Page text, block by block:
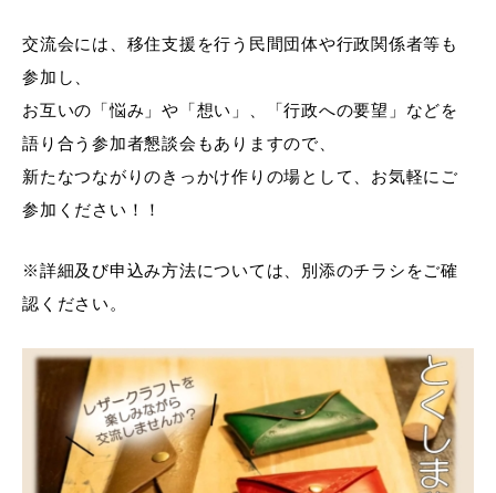
交流会には、移住支援を行う民間団体や行政関係者等も
参加し、
お互いの「悩み」や「想い」、「行政への要望」などを
語り合う参加者懇談会もありますので、
新たなつながりのきっかけ作りの場として、お気軽にご
参加ください！！
※詳細及び申込み方法については、別添のチラシをご確
認ください。